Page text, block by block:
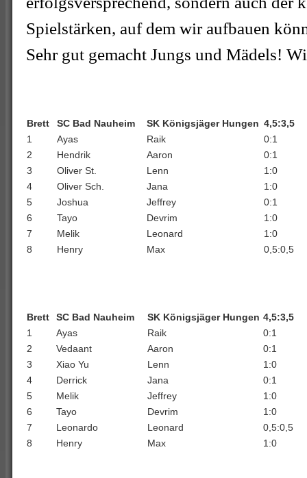
Spielstärken, auf dem wir aufbauen
Sehr gut gemacht Jungs und Mädels!
Brett SC Bad Nauheim SK Königsjäger Hungen 4,5:3,5
1
Ayas Raik
0:1
2
Hendrik Aaron
0:1
3
Oliver St. Lenn
1:0
4
Oliver Sch. Jana
1:0
5
Joshua Jeffrey
0:1
6
Tayo Devrim
1:0
7
Melik Leonard
1:0
8
Henry Max 0,5:0,5
Brett SC Bad Nauheim SK Königsjäger Hungen 4,5:3,5
1
Ayas Raik
0:1
2
Vedaant Aaron
0:1
3
Xiao Yu Lenn
1:0
4
Derrick Jana
0:1
5
Melik Jeffrey
1:0
6
Tayo Devrim
1:0
7
Leonardo Leonard
0,5:0,5
8
Henry Max 1:0